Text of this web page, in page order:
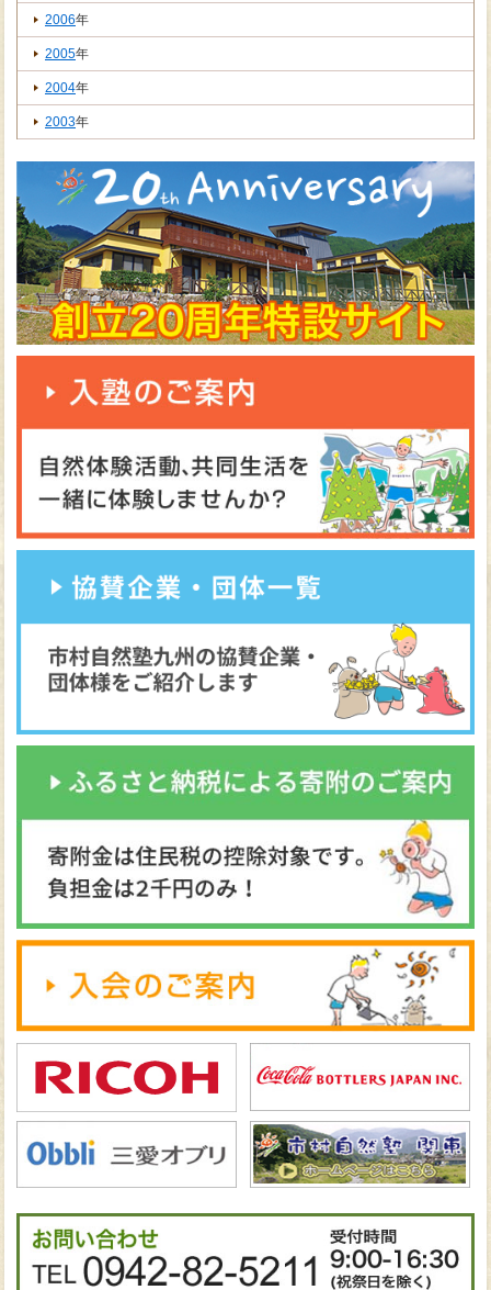
2006年
2005年
2004年
2003年